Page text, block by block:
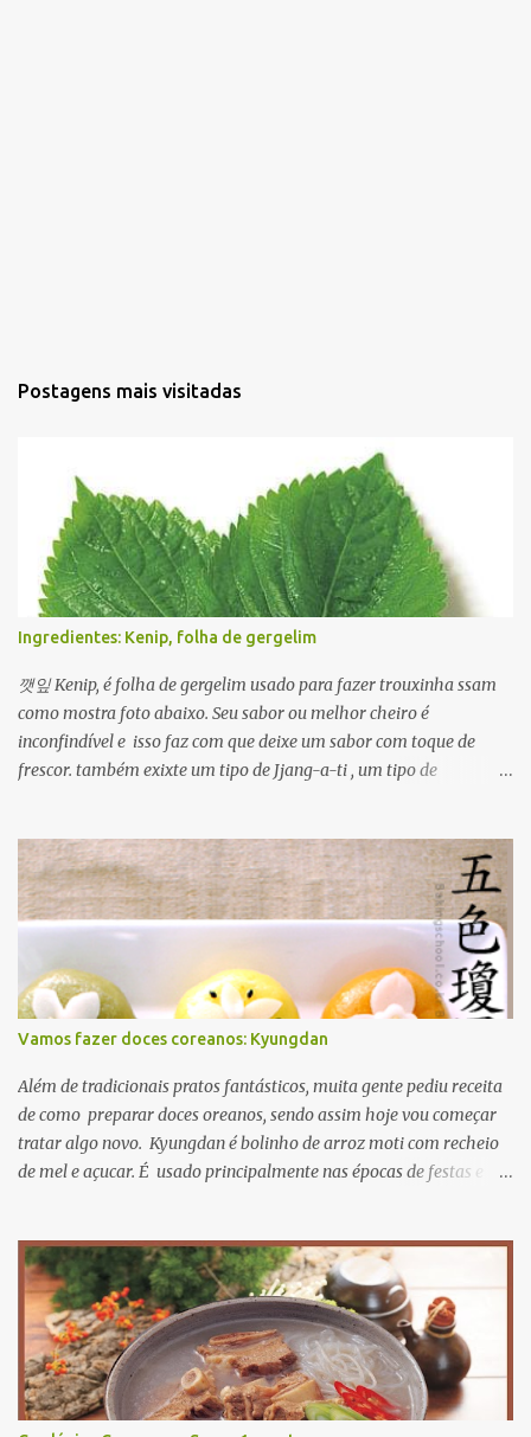
Postagens mais visitadas
Ingredientes: Kenip, folha de gergelim
깻잎 Kenip, é folha de gergelim usado para fazer trouxinha ssam
como mostra foto abaixo. Seu sabor ou melhor cheiro é
inconfindível e isso faz com que deixe um sabor com toque de
frescor. também exixte um tipo de Jjang-a-ti , um tipo de
clique Aqui
Vamos fazer doces coreanos: Kyungdan
Além de tradicionais pratos fantásticos, muita gente pediu receita
de como preparar doces oreanos, sendo assim hoje vou começar
tratar algo novo. Kyungdan é bolinho de arroz moti com recheio
de mel e açucar. É usado principalmente nas épocas de festas e
açucar mascavo 40g farinha de soja 20g mel 15ml para massa
farinha de moti 250g sal 3g óleo de cozinha 15ml fariinha de
trigo 30g agora mão na massa! primeiro misture todos os recheios
e deixe descansar numa vasilhame misture farinha de moti e sal
adicionando água quente aos poucos misture bem até a massa
não grudar nos dedos. para dar cor nas massas, pode usar
corantes naturais e farinhas coliridas como beterraba, cenoura e